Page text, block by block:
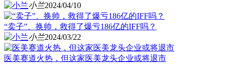
小兰2024/04/10
“卖子”、换帅，救得了爆亏186亿的IFF吗？
小兰2024/03/22
医美赛道火热，但这家医美龙头企业或将退市